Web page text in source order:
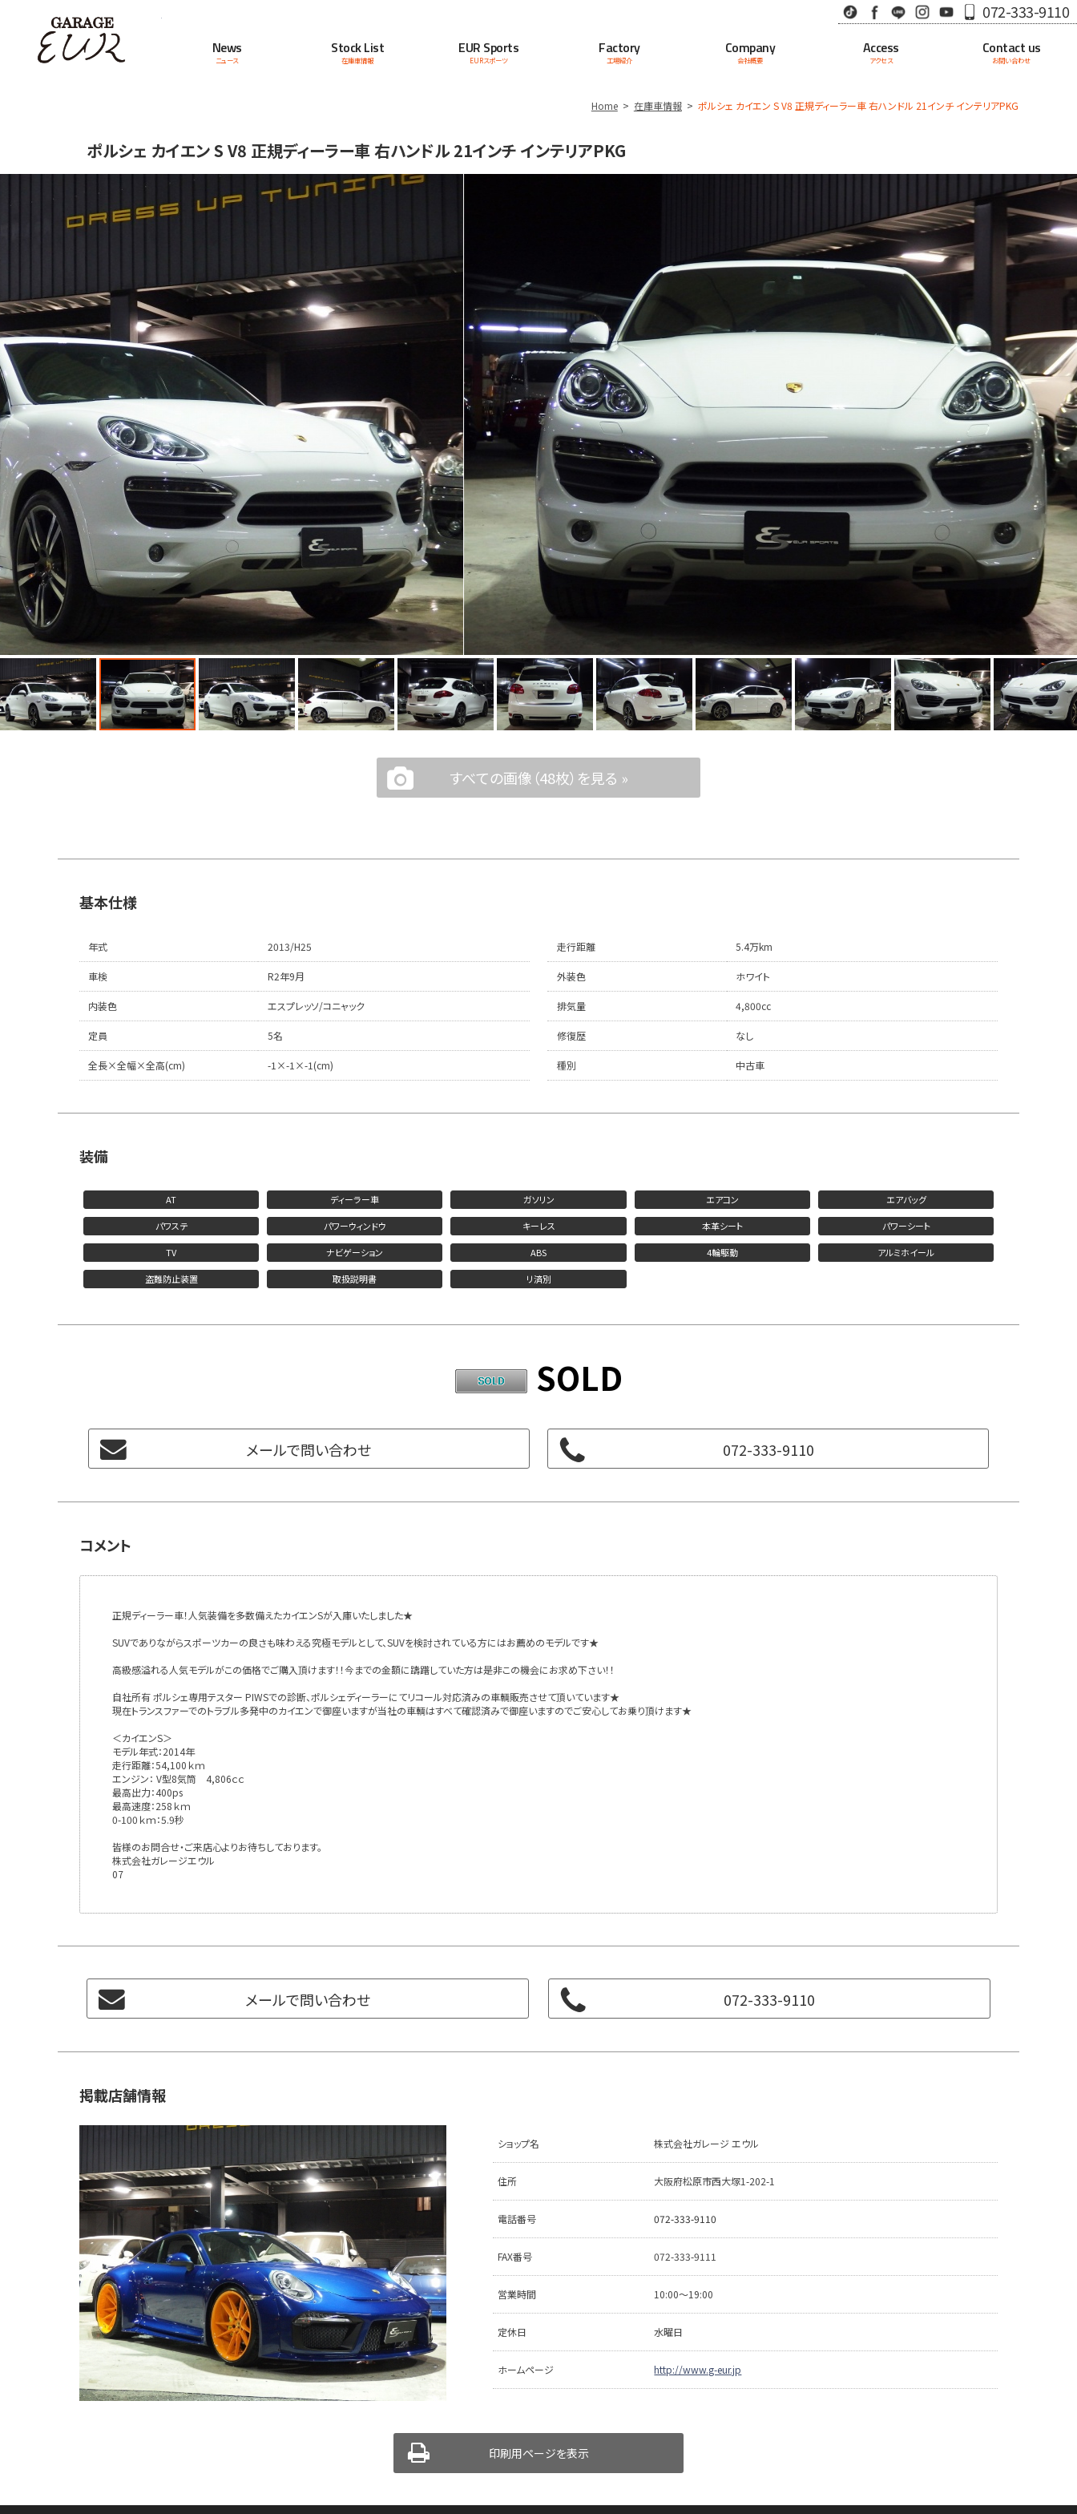
TikTok Facebook
LINE InstagramYoutube072-333-9110
News
ニュース
Stock List
在庫車情報
EUR Sports
EURスポーツ
Factory
工場紹介
Company
会社概要
Access
アクセス
Contact us
お問い合わせ
Home 在庫車情報 ポルシェ カイエン S V8 正規ディーラー車 右ハンドル 21インチ インテリアPKG
ポルシェ カイエン S V8 正規ディーラー車 右ハンドル 21インチ インテリアPKG
すべての画像（48枚）を見る »
基本仕様
年式 2013/H25 走行距離 5.4万km
車検 R2年9月 外装色 ホワイト
内装色 エスプレッソ/コニャック 排気量 4,800cc
定員 5名 修復歴 なし
全長×全幅×全高(cm) -1×-1×-1(cm) 種別 中古車
装備
AT ディーラー車 ガソリン エアコン エアバッグ
パワステ パワーウィンドウ キーレス 本革シート パワーシート
TV ナビゲーション ABS 4輪駆動 アルミホイール
盗難防止装置 取扱説明書 リ済別
SOLD
メールで問い合わせ 072-333-9110
コメント
正規ディーラー車！人気装備を多数備えたカイエンSが入庫いたしました★
SUVでありながらスポーツカーの良さも味わえる究極モデルとして、SUVを検討されている方にはお薦めのモデルです★
高級感溢れる人気モデルがこの価格でご購入頂けます！！今までの金額に躊躇していた方は是非この機会にお求め下さい！！
自社所有 ポルシェ専用テスター PIWSでの診断、ポルシェディーラーにてリコール対応済みの車輌販売させて頂いています★
現在トランスファーでのトラブル多発中のカイエンで御座いますが当社の車輌はすべて確認済みで御座いますのでご安心してお乗り頂けます★
＜カイエンS＞
モデル年式：2014年
走行距離：54,100ｋｍ
エンジン： V型8気筒 4,806ｃｃ
最高出力：400ps
最高速度：258ｋｍ
0-100ｋｍ：5.9秒
皆様のお問合せ・ご来店心よりお待ちしております。
株式会社ガレージエウル
07
メールで問い合わせ 072-333-9110
掲載店舗情報
ショップ名 株式会社ガレージ エウル
住所 大阪府松原市西大塚1-202-1
電話番号 072-333-9110
FAX番号 072-333-9111
営業時間 10:00〜19:00
定休日 水曜日
ホームページ http://www.g-eur.jp
印刷用ページを表示